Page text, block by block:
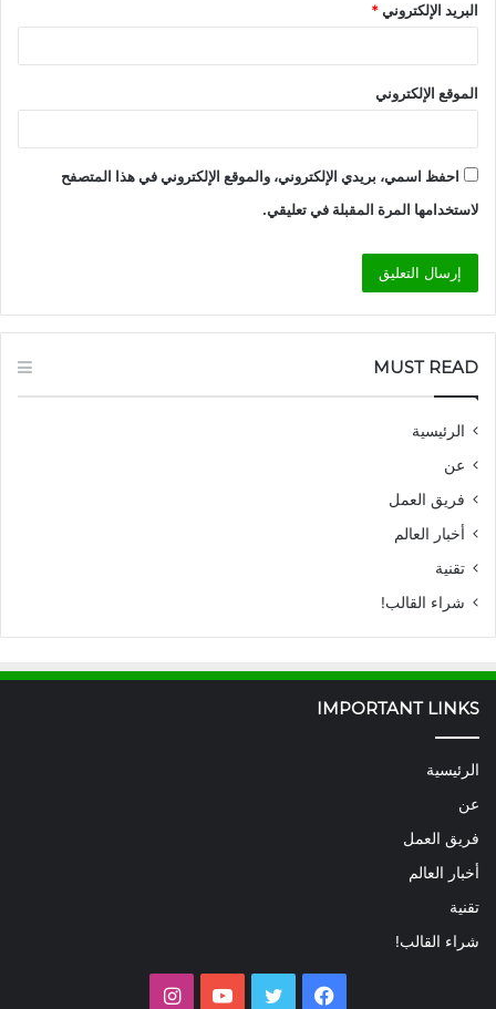
البريد الإلكتروني*
الموقع الإلكتروني
احفظ اسمي، بريدي الإلكتروني، والموقع الإلكتروني في هذا المتصفح
لاستخدامها المرة المقبلة في تعليقي.
MUST READ
الرئيسية
عن
فريق العمل
أخبار العالم
تقنية
شراء القالب!
IMPORTANT LINKS
الرئيسية
عن
فريق العمل
أخبار العالم
تقنية
شراء القالب!
فيسبوك تويتر يوتيوب